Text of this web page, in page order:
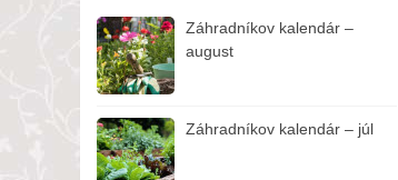
Záhradníkov kalendár –
august
Záhradníkov kalendár – júl